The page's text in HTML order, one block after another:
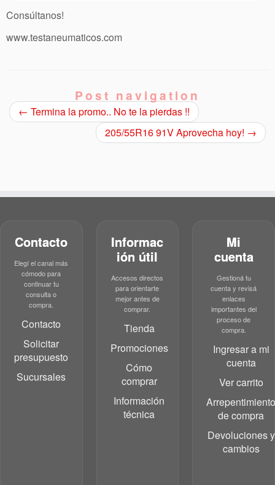
Consúltanos!
www.testaneumaticos.com
Post navigation
← Termina la promo.. No te la pierdas !!
205/55R16 91V Aprovecha hoy! →
Contacto
Elegí el canal más
cómodo para
continuar tu
consulta o
compra.
Contacto
Solicitar
presupuesto
Sucursales
Informac
ión útil
Accesos directos
para orientarte
mejor antes de
comprar.
Tienda
Promociones
Cómo
comprar
Información
técnica
Mi
cuenta
Gestioná tu
cuenta y revisá
enlaces
importantes del
proceso de
compra.
Ingresar a mi
cuenta
Ver carrito
de compra
Devoluciones y
cambios